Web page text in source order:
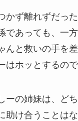
かず離れずだっ
であっても、一
んと救いの手を
はホッとするので
ーの姉妹は、ど
助け合うことは